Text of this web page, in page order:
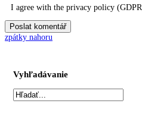
I agree with the privacy policy
zpátky nahoru
Vyhľadávanie